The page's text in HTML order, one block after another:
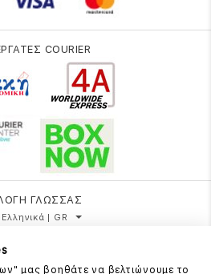
COURIER
ΓΛΩΣΣΑΣ
Ελληνικά | GR
μας βοηθάτε να βελτιώνουμε το